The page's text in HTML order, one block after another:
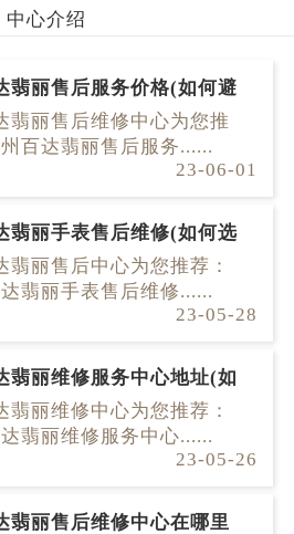
中心介绍
翡丽售后服务价格(如何避
翡丽售后维修中心为您推
百达翡丽售后服务......
23-06-01
翡丽手表售后维修(如何选
翡丽售后中心为您推荐：
翡丽手表售后维修......
23-05-28
翡丽维修服务中心地址(如
翡丽维修中心为您推荐：
翡丽维修服务中心......
23-05-26
翡丽售后维修中心在哪里